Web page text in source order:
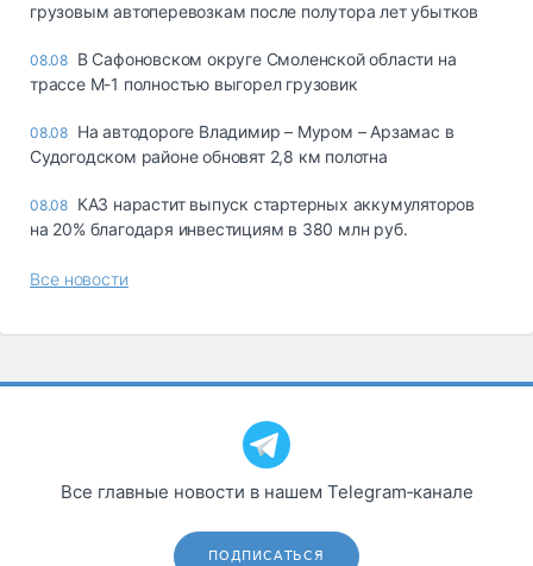
грузовым автоперевозкам после полутора лет убытков
08.08 В Сафоновском округе Смоленской области на
трассе М-1 полностью выгорел грузовик
08.08 На автодороге Владимир – Муром – Арзамас в
Судогодском районе обновят 2,8 км полотна
08.08 КАЗ нарастит выпуск стартерных аккумуляторов
на 20% благодаря инвестициям в 380 млн руб.
Все новости
Все главные новости в нашем Telegram‑канале
ПОДПИСАТЬСЯ